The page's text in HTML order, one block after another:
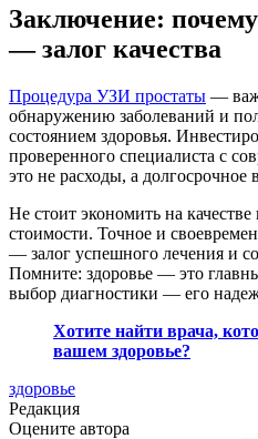
Заключение:
— залог качества
Процедура УЗИ простаты —
обнаружению заболеваний и
состоянием здоровья.
проверенного специалиста с
это не расходы, а долгосрочное
Не стоит экономить на
стоимости. Точное и
— залог успешного лечения и
Помните: здоровье — это
выбор диагностики — его
Хотите найти врача,
вашем здоровье?
здоровье
Редакция
Оцените автора